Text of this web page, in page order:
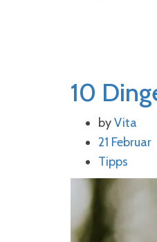
10
byVita
21 Februar
Tipps